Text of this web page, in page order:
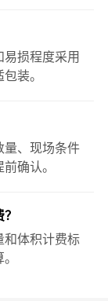
损程度采用
装。
量、现场条件
确认。
和体积计费标